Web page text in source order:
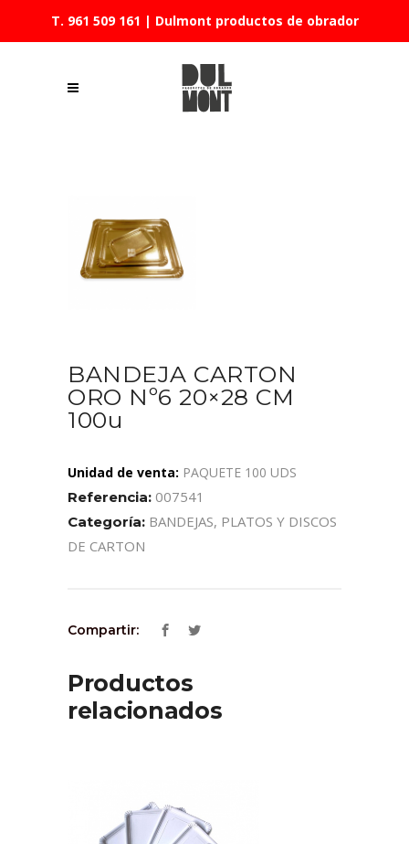
T. 961 509 161 | Dulmont productos de obrador
BANDEJA CARTON
ORO Nº6 20×28 CM
100u
Unidad de venta: PAQUETE 100 UDS
Referencia: 007541
Categoría: BANDEJAS, PLATOS Y DISCOS
DE CARTON
Compartir:
Productos
relacionados